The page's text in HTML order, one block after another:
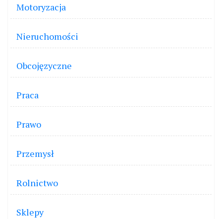
Motoryzacja
Nieruchomości
Obcojęzyczne
Praca
Prawo
Przemysł
Rolnictwo
Sklepy